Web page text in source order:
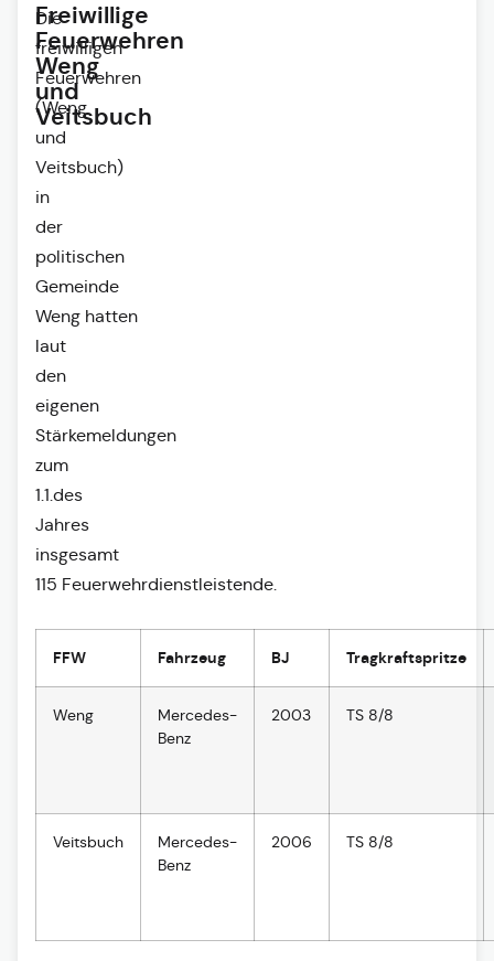
Freiwillige
Feuerwehren
Weng
und
Veitsbuch
Die
freiwilligen
Feuerwehren
(Weng
und
Veitsbuch)
in
der
politischen
Gemeinde
Weng hatten
laut
den
eigenen
Stärkemeldungen
zum
1.1.des
Jahres
insgesamt
115 Feuerwehrdienstleistende.
FFW Fahrzeug BJ Tragkraftspritze
Weng
Mercedes-
Benz
2003 TS 8/8
Veitsbuch
Mercedes-
Benz
2006 TS 8/8